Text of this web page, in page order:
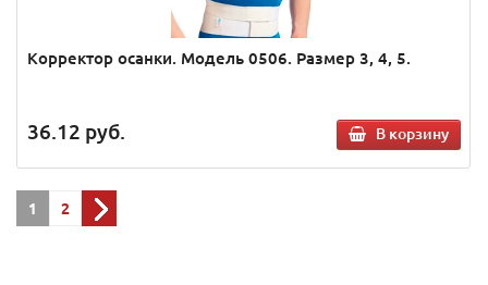
Корректор осанки. Модель 0506. Размер 3, 4, 5.
36.12 руб. В корзину
1 2